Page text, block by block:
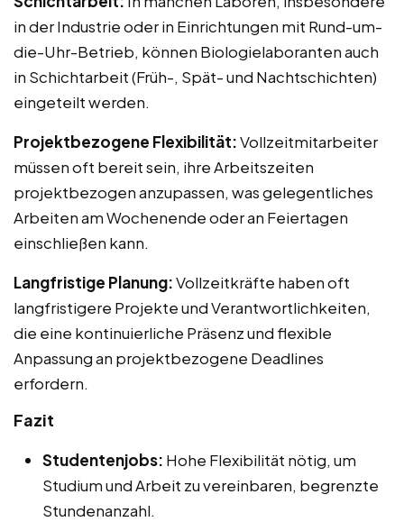
in der Industrie oder in Einrichtungen mit Rund-um-
die-Uhr-Betrieb, können Biologielaboranten auch
in Schichtarbeit (Früh-, Spät- und Nachtschichten)
eingeteilt werden.
Projektbezogene Flexibilität:Vollzeitmitarbeiter
müssen oft bereit sein, ihre Arbeitszeiten
projektbezogen anzupassen, was gelegentliches
Arbeiten am Wochenende oder an Feiertagen
einschließen kann.
Langfristige Planung:Vollzeitkräfte haben oft
langfristigere Projekte und Verantwortlichkeiten,
die eine kontinuierliche Präsenz und flexible
Anpassung an projektbezogene Deadlines
erfordern.
Fazit
Studentenjobs: Hohe Flexibilität nötig, um
Studium und Arbeit zu vereinbaren, begrenzte
Stundenanzahl.